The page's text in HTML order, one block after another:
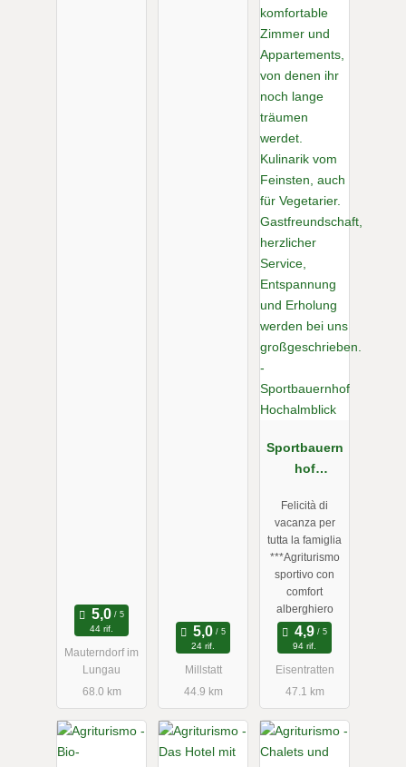
e nella fattoria ci sono anche alcuni polli per l'autosufficienza.
Contadino Andreas
laboratorio del legno
44 rif.
Mauterndorf im
Lungau
68.0 km
24 rif.
Millstatt
44.9 km
Sportbauern
hof
k
Felicità di
vacanza per
tutta la famiglia
***Agriturismo
sportivo con
comfort
alberghiero
94 rif.
Eisentratten
47.1 km